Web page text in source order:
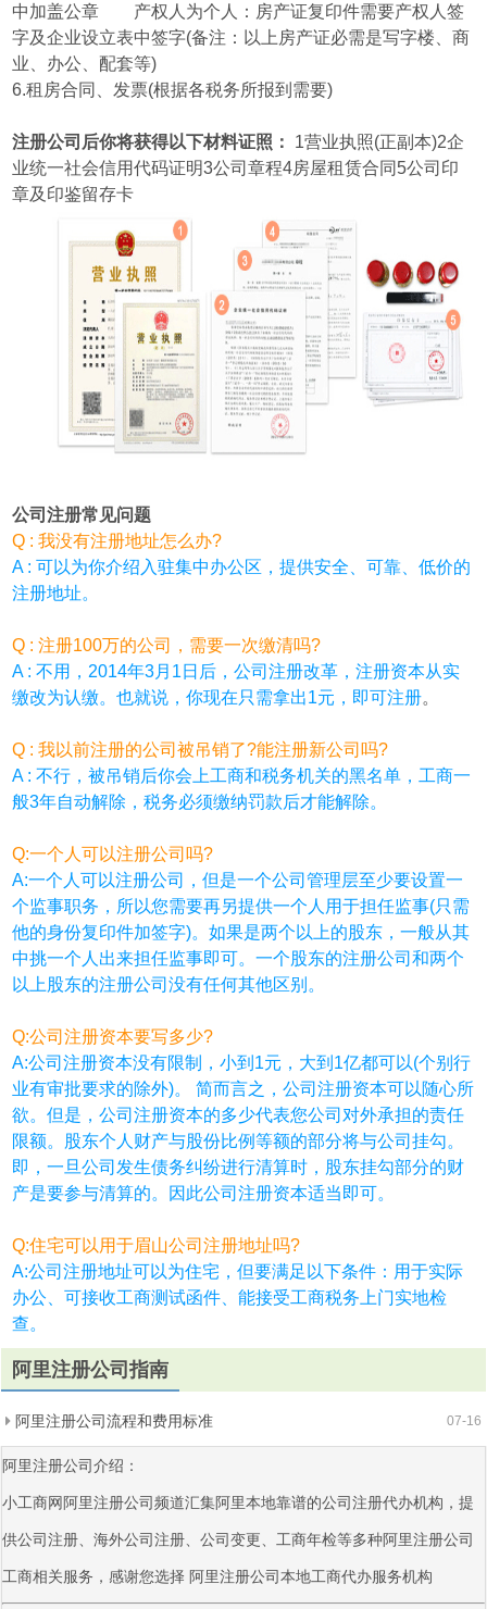
中加盖公章 产权人为个人：房产证复印件需要产权人签
字及企业设立表中签字(备注：以上房产证必需是写字楼、商
业、办公、配套等)
6.租房合同、发票(根据各税务所报到需要)
注册公司后你将获得以下材料证照：
1营业执照(正副本)2企
业统一社会信用代码证明3公司章程4房屋租赁合同5公司印
章及印鉴留存卡
公司注册常见问题
Q : 我没有注册地址怎么办?
A : 可以为你介绍入驻集中办公区，提供安全、可靠、低价的
注册地址。
Q : 注册100万的公司，需要一次缴清吗?
A : 不用，2014年3月1日后，公司注册改革，注册资本从实
缴改为认缴。也就说，你现在只需拿出1元，即可注册。
Q : 我以前注册的公司被吊销了?能注册新公司吗?
A : 不行，被吊销后你会上工商和税务机关的黑名单，工商一
般3年自动解除，税务必须缴纳罚款后才能解除。
Q:一个人可以注册公司吗?
A:一个人可以注册公司，但是一个公司管理层至少要设置一
个监事职务，所以您需要再另提供一个人用于担任监事(只需
他的身份复印件加签字)。如果是两个以上的股东，一般从其
中挑一个人出来担任监事即可。一个股东的注册公司和两个
以上股东的注册公司没有任何其他区别。
Q:公司注册资本要写多少?
A:公司注册资本没有限制，小到1元，大到1亿都可以(个别行
业有审批要求的除外)。 简而言之，公司注册资本可以随心所
欲。但是，公司注册资本的多少代表您公司对外承担的责任
限额。股东个人财产与股份比例等额的部分将与公司挂勾。
即，一旦公司发生债务纠纷进行清算时，股东挂勾部分的财
产是要参与清算的。因此公司注册资本适当即可。
Q:住宅可以用于眉山公司注册地址吗?
A:公司注册地址可以为住宅，但要满足以下条件：用于实际
办公、可接收工商测试函件、能接受工商税务上门实地检
查。
阿里注册公司指南
07-16
阿里注册公司流程和费用标准
阿里注册公司介绍：
小工商网阿里注册公司频道汇集阿里本地靠谱的公司注册代办机构，提
供公司注册、海外公司注册、公司变更、工商年检等多种阿里注册公司
工商相关服务，感谢您选择 阿里注册公司本地工商代办服务机构